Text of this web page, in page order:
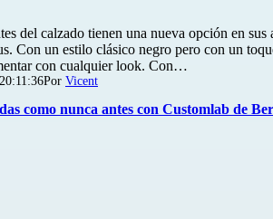
del calzado tienen una nueva opción en sus
Con un estilo clásico negro pero con un
con cualquier look. Con…
Por Vicent
como nunca antes con Customlab de